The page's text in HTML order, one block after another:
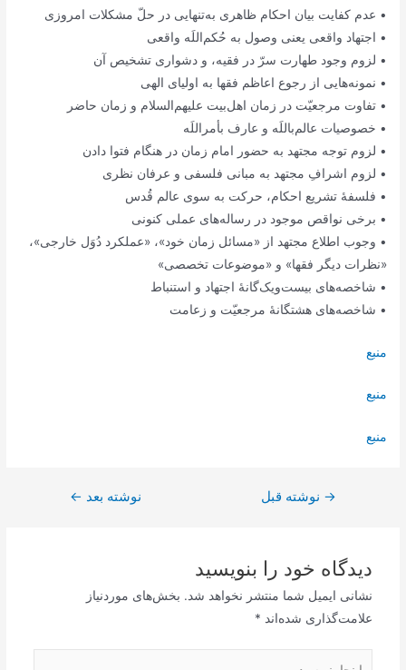
• عدم کفایت بیان احکام ظاهری به‌تنهایی در حلّ مشکلات امروزی
• اجتهاد واقعی یعنی وصول به حُکم‌اللَه واقعی
• لزوم وجود طهارت سرّ در فقیه،‌ و دشواری تشخیص آن
• نمونه‌هایی از رجوع اعاظم فقها به اولیای الهی
• تفاوت مرجعیّت در زمان اهل‌بیت علیهم‌السلام و زمان حاضر
• خصوصیات عالم‌باللَه و عارف بأمر‌اللَه
• لزوم توجه مجتهد به حضور امام زمان در هنگام فتوا دادن
• لزوم اشرافِ مجتهد به مبانی فلسفی و عرفان نظری
• فلسفۀ تشریع احکام، حرکت به سوی عالم قُدس
• برخی نواقص موجود در رساله‌های عملی کنونی
• وجوب اطلاع مجتهد از «مسائل زمان خود»، «عملکرد دُوَل خارجی»،
«نظرات دیگر فقها» و «موضوعات تخصصی»
• شاخصه‌های بیست‌ویک‌گانۀ اجتهاد و استنباط
• شاخصه‌های هشتگانۀ مرجعیّت و زعامت
منبع
منبع
منبع
راهبری
→ نوشته قبل نوشته بعد ←
دیدگاه‌ خود را بنویسید
نشانی ایمیل شما منتشر نخواهد شد. بخش‌های موردنیاز
علامت‌گذاری شده‌اند *